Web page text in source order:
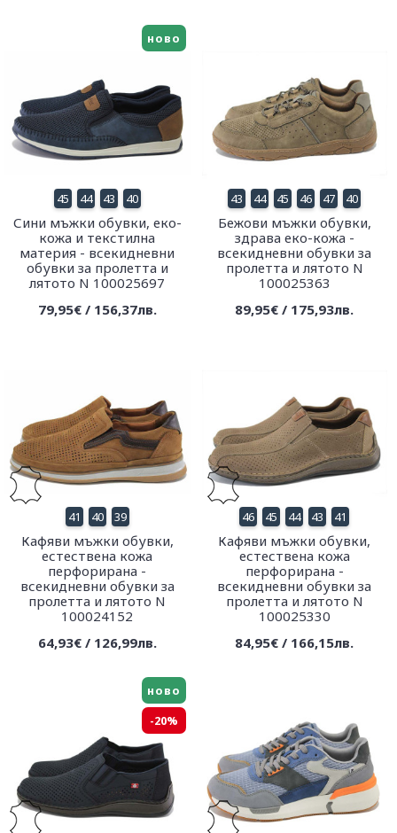
ново
45 44 43 40
Сини мъжки обувки, еко-
кожа и текстилна
материя - всекидневни
обувки за пролетта и
лятото N 100025697
79,95€ / 156,37лв.
43 44 45 46 47 40
Бежови мъжки обувки,
здрава еко-кожа -
всекидневни обувки за
пролетта и лятото N
100025363
89,95€ / 175,93лв.
41 40 39
Кафяви мъжки обувки,
естествена кожа
перфорирана -
всекидневни обувки за
пролетта и лятото N
100024152
64,93€ / 126,99лв.
46 45 44 43 41
Кафяви мъжки обувки,
естествена кожа
перфорирана -
всекидневни обувки за
пролетта и лятото N
100025330
84,95€ / 166,15лв.
ново
-20%